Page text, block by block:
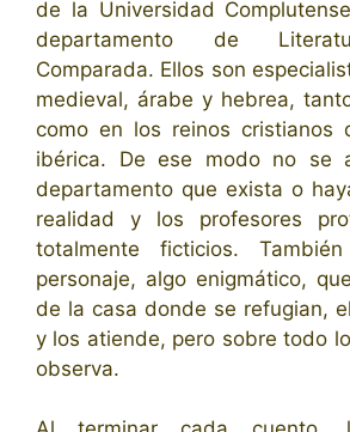
de la Universidad
departamento de
Comparada. Ellos son
medieval, árabe y hebrea,
como en los reinos cristianos
ibérica. De ese modo no se
departamento que exista o
realidad y los profesores
totalmente ficticios.
personaje, algo enigmático,
de la casa donde se refugian,
y los atiende, pero sobre todo
observa.